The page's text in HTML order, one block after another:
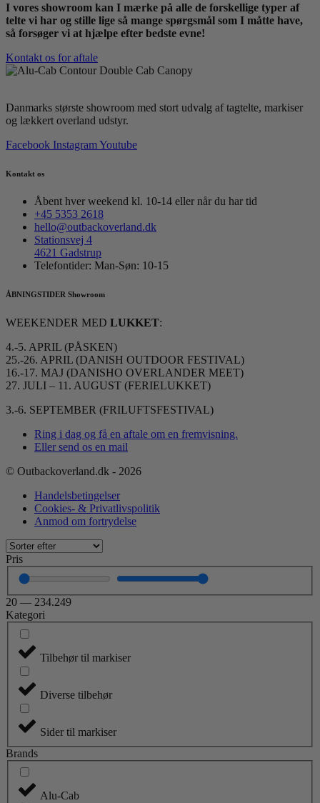
I vores showroom kan I mærke på alle de forskellige typer af
telte vi har og stille lige så mange spørgsmål som I måtte have,
så forsøger vi at hjælpe efter bedste evne!
Kontakt os for aftale
Danmarks største showroom med stort udvalg af tagtelte, markiser
og lækkert overland udstyr.
Facebook InstagramYoutube
Kontakt os
Åbent hver weekend kl. 10-14 eller når du har tid
+45 5353 2618
hello@outbackoverland.dk
Stationsvej 4
4621 Gadstrup
Telefontider: Man-Søn: 10-15
ÅBNINGSTIDER Showroom
WEEKENDER MED LUKKET:
4.-5. APRIL (PÅSKEN)
25.-26. APRIL (DANISH OUTDOOR FESTIVAL)
16.-17. MAJ (DANISHO OVERLANDER MEET)
27. JULI – 11. AUGUST (FERIELUKKET)
3.-6. SEPTEMBER (FRILUFTSFESTIVAL)
Ring i dag og få en aftale om en fremvisning.
Eller send os en mail
© Outbackoverland.dk - 2026
Handelsbetingelser
Cookies- & Privatlivspolitik
Anmod om fortrydelse
Pris
20 — 234.249
Kategori
Tilbehør til markiser
Diverse tilbehør
Sider til markiser
Brands
Alu-Cab